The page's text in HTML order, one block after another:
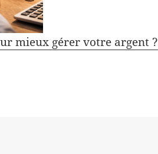
mieux gérer votre argent ?